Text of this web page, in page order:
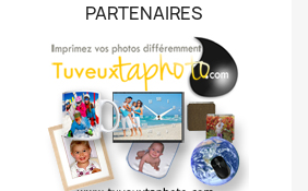
PARTENAIRES